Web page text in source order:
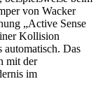
von Wacker
„Active Sense
Kollision
Das
mit der
im